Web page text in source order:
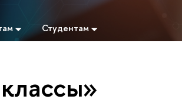
Студентам